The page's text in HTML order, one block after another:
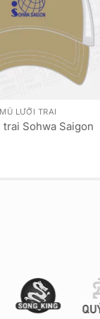
MŨ LƯỠI TRAI
Sohwa Saigon